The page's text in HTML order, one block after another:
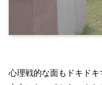
心理戦的な面もドキドキ